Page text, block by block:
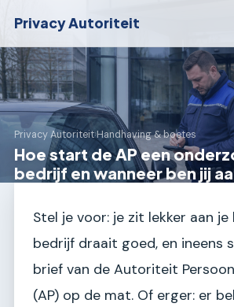
Privacy Autoriteit
Privacy Autoriteit›Handhaving & boetes
Hoe start de AP een
bedrijf en wanneer ben jij
Stel je voor: je zit lekker aan je
bedrijf draait goed, en ineens
brief van de Autoriteit
(AP) op de mat. Of erger: er